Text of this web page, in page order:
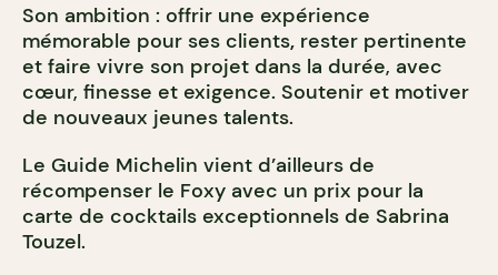
Son ambition : offrir une expérience
mémorable pour ses clients, rester pertinente
et faire vivre son projet dans la durée, avec
cœur, finesse et exigence. Soutenir et motiver
de nouveaux jeunes talents.
Le Guide Michelin vient d’ailleurs de
récompenser le Foxy avec un prix pour la
carte de cocktails exceptionnels de Sabrina
Touzel.